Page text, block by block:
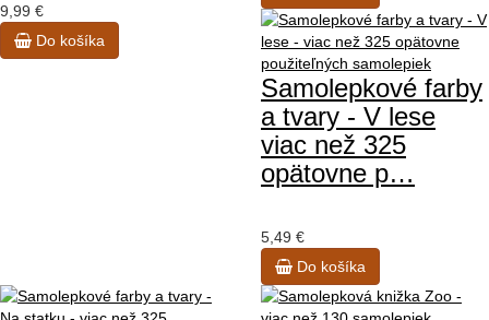
9,99 €
Do košíka
Samolepkové farby
a tvary - V lese
viac než 325
opätovne p…
5,49 €
Do košíka